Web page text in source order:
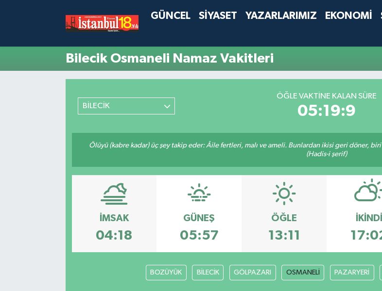
GÜNCEL SİYASET YAZARLARIMIZ EKONOMİ
Bilecik Osmaneli Namaz Vakitleri
BİLECİK
ÖĞLE VAKTINE KALAN SÜRE
05:19:9
Ölüyü (kabre kadar) üç şey takip eder: Âile fertleri, malı ve ameli. Bunlardan ikisi geri döner,
(Hadis-i şerif)
İMSAK
04:18
GÜNEŞ
05:57
ÖĞLE
13:11
İKINDI
BOZÜYÜK BİLECİK GÖLPAZARI OSMANELİ PAZARYERİ